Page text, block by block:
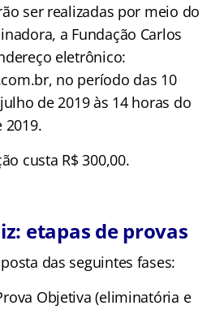
ser realizadas por meio do
a Fundação Carlos
eletrônico:
no período das 10
de 2019 às 14 horas do
2019.
custa R$ 300,00.
etapas de provas
das seguintes fases:
Objetiva (eliminatória e